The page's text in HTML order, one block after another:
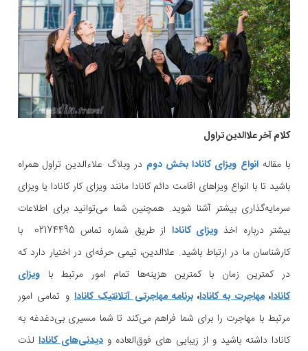
کلام آخر علاالدین تراول
با مقالهانواع ویزای کانادا بخش دوم در وبلاگ علاءالدین تراول همراه
باشید تا با انواع ویزاهای اقامت دائم کانادا مانند ویزای کار کانادا یا ویزای
سرمایه‌گذاری بیشتر آشنا شوید. همچنین شما می‌توانید برای اطلاعات
بیشتر درباره اخذویزای کانادا
از طریق شماره تماس 02174495 با
کارشناسان ما در ارتباط باشید. علاالدین، تیمی حرفه‌ای در اختیار دارد که
در کمترین زمان با کمترین هزینه‌ها تمام امور مرتبط با ویزای
کانادا، مهاجرت به کانادا،‌برنامه مهاجرتی آتلانتیک کانادا و تمامی امور
مرتبط با مهاجرت را برای شما فراهم می‌کند تا شما مسیری بی‌دغدغه به
کانادا داشته باشید و از زیبایی های فوق‌العاده ودیدنی‌های کانادالذت